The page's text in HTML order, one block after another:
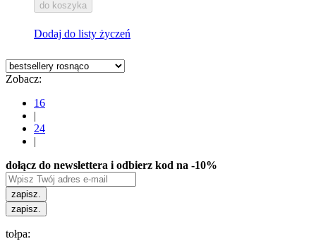
do koszyka
Dodaj do listy życzeń
Zobacz:
16
|
24
|
dołącz do newslettera i odbierz kod na -10%
zapisz.
zapisz.
tołpa: